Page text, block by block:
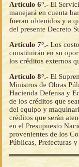
Artículo 6°.- El
manejará en cuenta
fueran obtenidos y a
del presente Decreto
Artículo 7°.- Los
constituirán en su
los créditos externos
Artículo 8°.- El
Ministros de Obras
Hacienda Defensa y
de los créditos que
del equipo y
créditos que serán
en el Presupuesto
provenientes de los
Públicas, Prefecturas